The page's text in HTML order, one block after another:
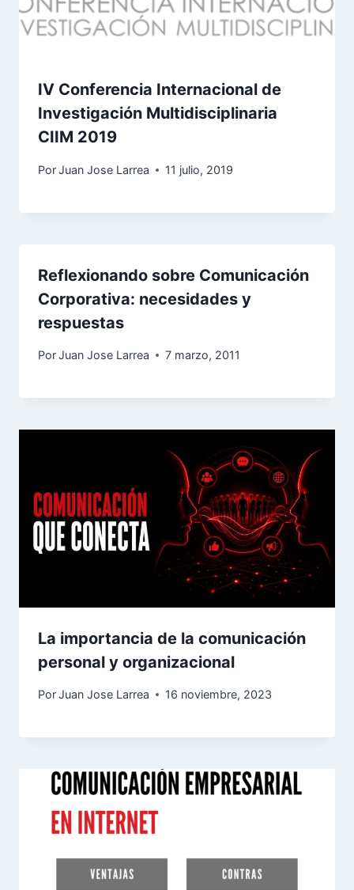
IV Conferencia Internacional de
Investigación Multidisciplinaria
CIIM 2019
PorJuan Jose Larrea 11 julio, 2019
Reflexionando sobre Comunicación
Corporativa: necesidades y
respuestas
PorJuan Jose Larrea 7 marzo, 2011
La importancia de la comunicación
personal y organizacional
PorJuan Jose Larrea 16 noviembre, 2023